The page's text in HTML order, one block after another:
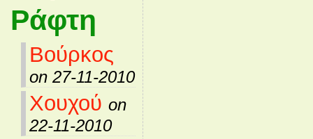
Ράφτη
Βούρκος
on 27-11-2010
Χουχού on
22-11-2010